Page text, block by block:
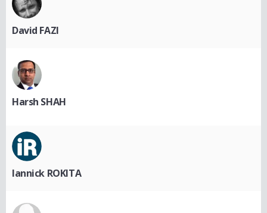
David FAZI
Harsh SHAH
Iannick ROKITA